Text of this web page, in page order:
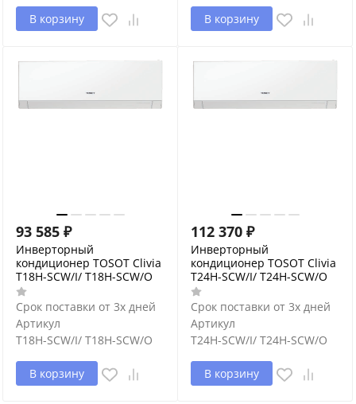
В корзину В корзину
93 585 ₽
Инверторный
кондиционер TOSOT Clivia
T18H-SCW/I/ T18H-SCW/O
Срок поставки от 3х дней
Артикул
T18H-SCW/I/ T18H-SCW/O
В корзину
112 370 ₽
Инверторный
кондиционер TOSOT Clivia
T24H-SCW/I/ T24H-SCW/O
Срок поставки от 3х дней
Артикул
T24H-SCW/I/ T24H-SCW/O
В корзину